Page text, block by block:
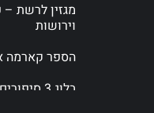
מגזין לרשת –
וירושות
הספר קארמה
בלוג 3 סיפורים